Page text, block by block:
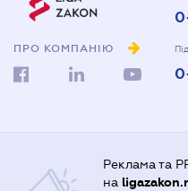
ПРО КОМПАНІЮ
Реклама та
на